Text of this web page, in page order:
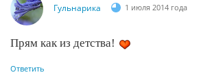
Гульнарика 1 июля 2014 года
Прям как из детства!
Ответить